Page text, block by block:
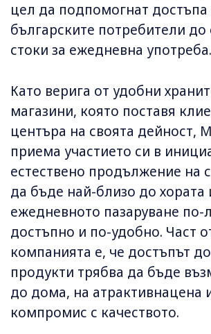
цел да подпомогнат достъпа
българските потребители до
стоки за ежедневна употреба.
Като верига от удобни
магазини, която поставя
центъра на своята дейност,
приема участието си в
естествено продължение на
да бъде най-близо до хората
ежедневното пазаруване по-
достъпно и по-удобно. Част
компанията е, че достъпът
продукти трябва да бъде
до дома, на атрактивнацена
компромис с качеството.